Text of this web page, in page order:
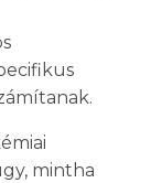
mintha